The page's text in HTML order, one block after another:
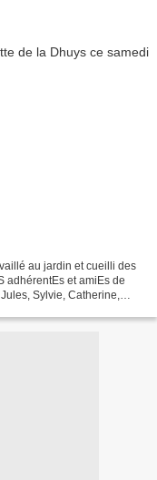
au jardin et cueilli des
adhérentEs et amiEs de
Sylvie, Catherine,